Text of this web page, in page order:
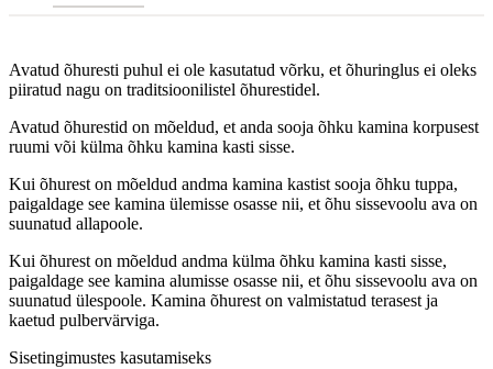
Avatud õhuresti puhul ei ole kasutatud võrku, et õhuringlus ei oleks
piiratud nagu on traditsioonilistel õhurestidel.
Avatud õhurestid on mõeldud, et anda sooja õhku kamina korpusest
ruumi või külma õhku kamina kasti sisse.
Kui õhurest on mõeldud andma kamina kastist sooja õhku tuppa,
paigaldage see kamina ülemisse osasse nii, et õhu sissevoolu ava on
suunatud allapoole.
Kui õhurest on mõeldud andma külma õhku kamina kasti sisse,
paigaldage see kamina alumisse osasse nii, et õhu sissevoolu ava on
suunatud ülespoole. Kamina õhurest on valmistatud terasest ja
kaetud pulbervärviga.
Sisetingimustes kasutamiseks